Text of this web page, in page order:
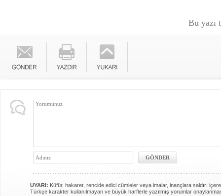
Bu yazı
UYARI: Küfür, hakaret, rencide edici cümleler veya imalar, inançlara saldırı
Türkçe karakter kullanılmayan ve büyük harflerle yazılmış yorumlar